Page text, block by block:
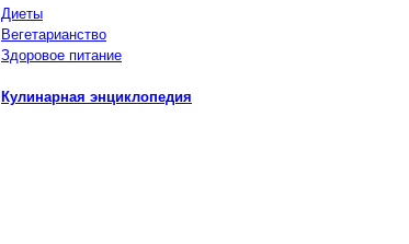
Диеты
Вегетарианство
Здоровое питание
Кулинарная энциклопедия